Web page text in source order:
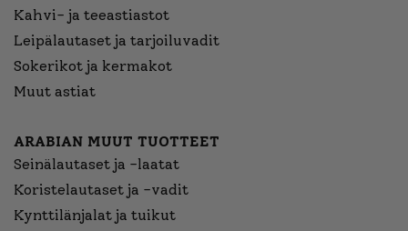
Kahvi- ja teeastiastot
Leipälautaset ja tarjoiluvadit
Sokerikot ja kermakot
Muut astiat
ARABIAN MUUT TUOTTEET
Seinälautaset ja -laatat
Koristelautaset ja -vadit
Kynttilänjalat ja tuikut